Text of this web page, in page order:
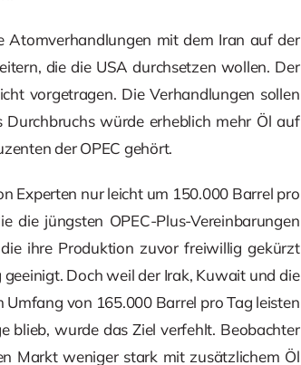
Atomverhandlungen mit dem Iran auf der
die die USA durchsetzen wollen. Der
vorgetragen. Die Verhandlungen sollen
würde erheblich mehr Öl auf
der OPEC gehört.
Experten nur leicht um 150.000 Barrel pro
die jüngsten OPEC-Plus-Vereinbarungen
ihre Produktion zuvor freiwillig gekürzt
Doch weil der Irak, Kuwait und die
von 165.000 Barrel pro Tag leisten
blieb, wurde das Ziel verfehlt. Beobachter
Markt weniger stark mit zusätzlichem Öl